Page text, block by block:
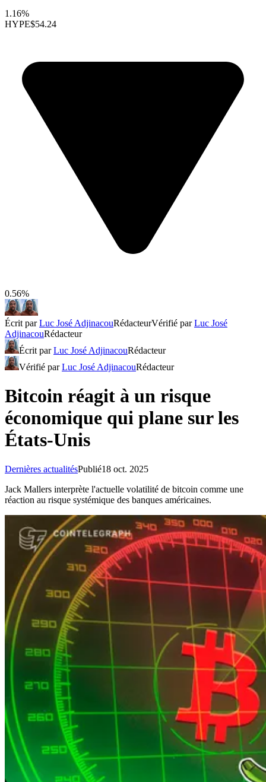
1.16%
HYPE$54.24
0.56%
Écrit parLuc José AdjinacouRédacteurVérifié parLuc José
AdjinacouRédacteur
Écrit parLuc José AdjinacouRédacteur
Vérifié parLuc José AdjinacouRédacteur
Bitcoin réagit à un risque
économique qui plane sur les
États-Unis
Dernières actualitésPublié18 oct. 2025
Jack Mallers interprète l'actuelle volatilité de bitcoin comme une
réaction au risque systémique des banques américaines.